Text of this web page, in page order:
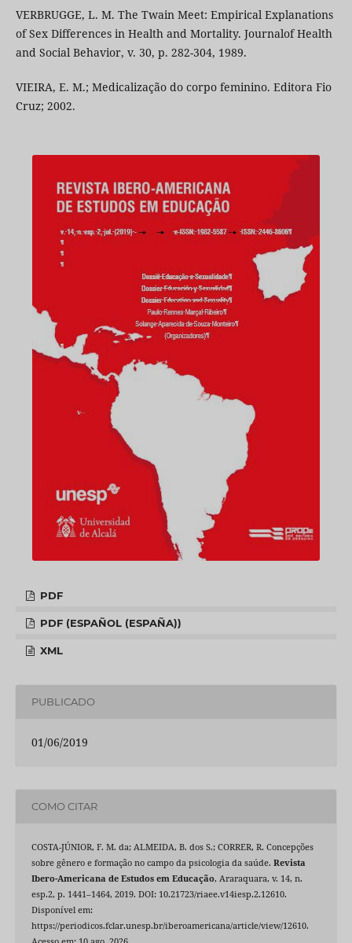
VERBRUGGE, L. M. The Twain Meet: Empirical Explanations
of Sex Differences in Health and Mortality. Journalof Health
and Social Behavior, v. 30, p. 282-304, 1989.
VIEIRA, E. M.; Medicalização do corpo feminino. Editora Fio
Cruz; 2002.
PDF
PDF (ESPAÑOL (ESPAÑA))
XML
PUBLICADO
01/06/2019
COMO CITAR
COSTA-JÚNIOR, F. M. da; ALMEIDA, B. dos S.; CORRER, R. Concepções
sobre gênero e formação no campo da psicologia da saúde. Revista
Ibero-Americana de Estudos em Educação, Araraquara, v. 14, n.
esp.2, p. 1441–1464, 2019. DOI: 10.21723/riaee.v14iesp.2.12610.
Disponível em:
https://periodicos.fclar.unesp.br/iberoamericana/article/view/12610.